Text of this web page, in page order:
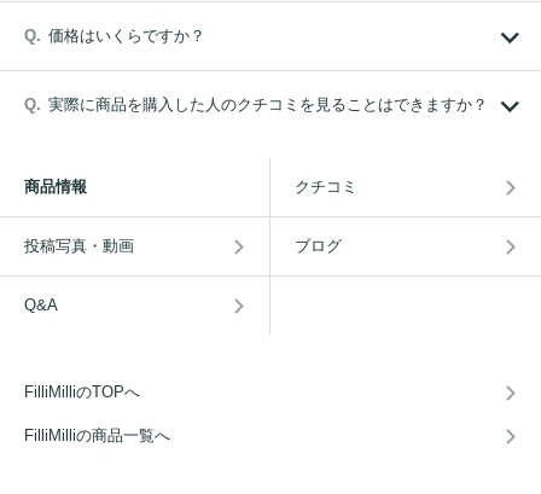
価格はいくらですか？
実際に商品を購入した人のクチコミを見ることはできますか？
商品情報 クチコミ
投稿写真・動画 ブログ
Q&A
FilliMilliのTOPへ
FilliMilliの商品一覧へ